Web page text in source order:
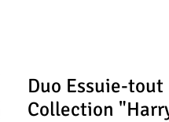
Duo Essuie-tout
Collection